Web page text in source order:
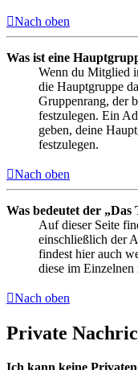
Nach oben
Was ist eine
Wenn du Mitglied
die Hauptgruppe
Gruppenrang, der
festzulegen. Ein
geben, deine
festzulegen.
Nach oben
Was bedeutet der
Auf dieser Seite
einschließlich der
findest hier auch
diese im Einzelnen
Nach oben
Private